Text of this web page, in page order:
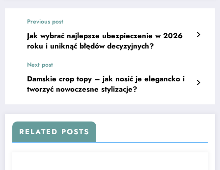
Previous post
Jak wybrać najlepsze ubezpieczenie w 2026
roku i uniknąć błędów decyzyjnych?
Next post
Damskie crop topy – jak nosić je elegancko i
tworzyć nowoczesne stylizacje?
RELATED POSTS